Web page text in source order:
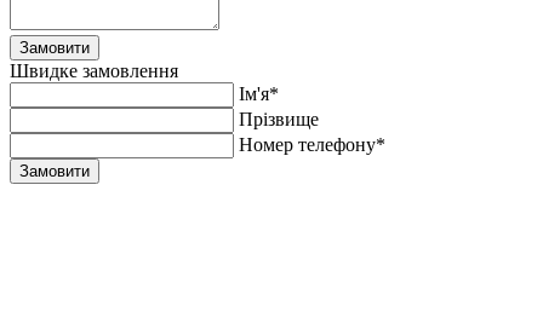
Замовити
Швидке замовлення
Ім'я*
Прiзвище
Номер телефону*